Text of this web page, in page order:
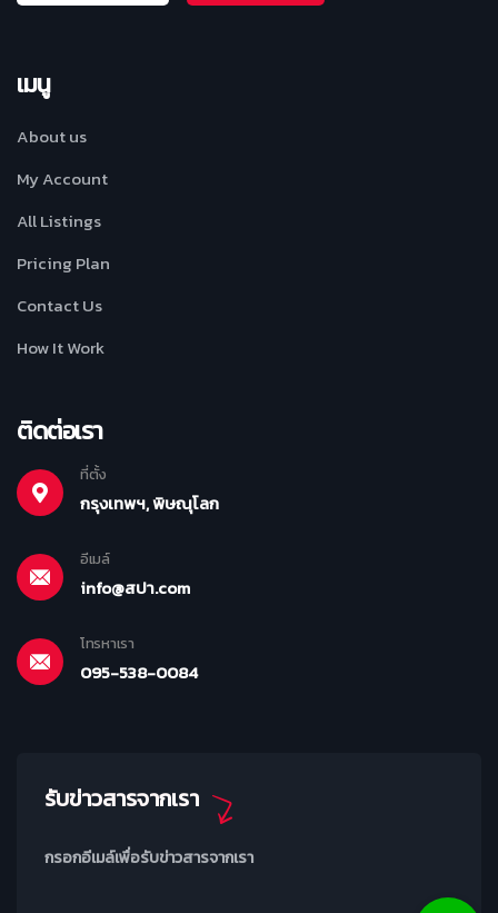
เมนู
About us
My Account
All Listings
Pricing Plan
Contact Us
How It Work
ติดต่อเรา
ที่ตั้ง
กรุงเทพฯ, พิษณุโลก
อีเมล์
info@สปา.com
โทรหาเรา
095-538-0084
รับข่าวสารจากเรา
กรอกอีเมล์เพื่อรับข่าวสารจากเรา